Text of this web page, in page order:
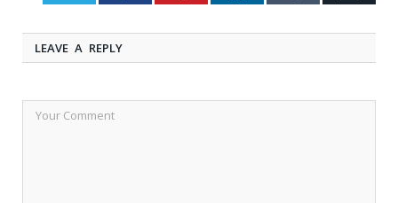
LEAVE A REPLY